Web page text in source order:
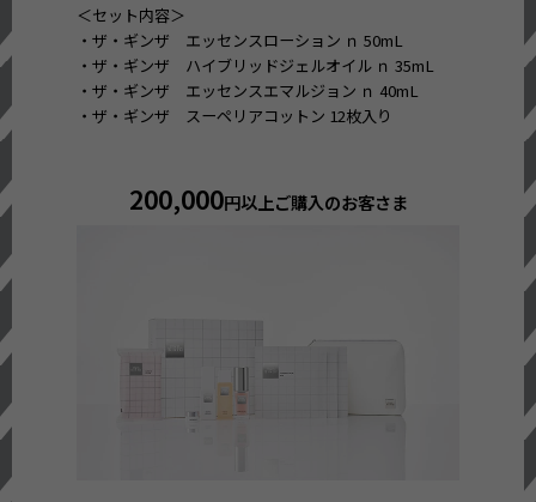
＜セット内容＞
・ザ・ギンザ エッセンスローション ｎ 50mL
・ザ・ギンザ ハイブリッドジェルオイル ｎ 35mL
・ザ・ギンザ エッセンスエマルジョン ｎ 40mL
・ザ・ギンザ スーペリアコットン 12枚入り
200,000円以上ご購入のお客さま